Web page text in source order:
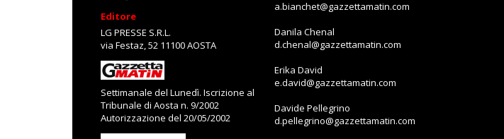
Editore
LG PRESSE S.R.L.
via Festaz, 52 11100 AOSTA
Settimanale del Lunedì. Iscrizione al
Tribunale di Aosta n. 9/2002
Autorizzazione del 20/05/2002
a.bianchet@gazzettamatin.com
Danila Chenal
d.chenal@gazzettamatin.com
Erika David
e.david@gazzettamatin.com
Davide Pellegrino
d.pellegrino@gazzettamatin.com